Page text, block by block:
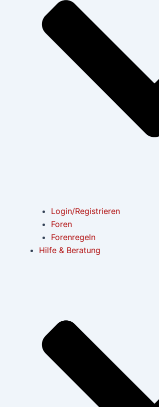
Login/Registrieren
Foren
Forenregeln
Hilfe & Beratung